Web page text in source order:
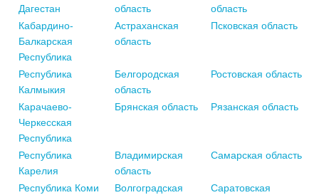
Дагестан
область
область
Кабардино-
Балкарская
Республика
Астраханская
область
Псковская область
Республика
Калмыкия
Белгородская
область
Ростовская область
Карачаево-
Черкесская
Республика
Брянская область Рязанская область
Республика
Карелия
Владимирская
область
Самарская область
Республика Коми
Волгоградская
Саратовская